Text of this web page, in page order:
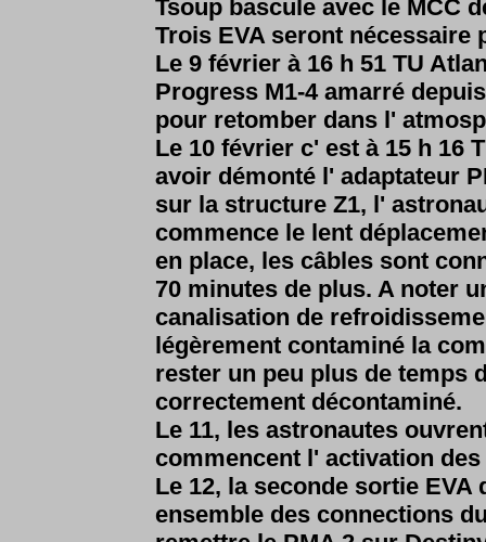
Tsoup bascule avec le MCC
Trois EVA seront
Le 9 février à 16 h 51 TU
Progress M1-4 amarré
pour retomber dans l'
Le 10 février c' est à 15 h 16
avoir démonté l' adaptateur
sur la structure Z1, l'
commence le lent
en place, les câbles sont
70 minutes de plus. A noter
canalisation de
légèrement contaminé la
rester un peu plus de temps
correctement décontaminé.
Le 11, les astronautes
commencent l' activation
Le 12, la seconde sortie
ensemble des connections